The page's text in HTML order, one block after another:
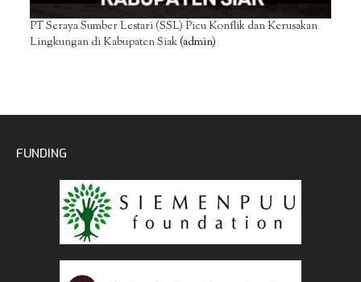
PT Seraya Sumber Lestari (SSL) Picu Konflik dan Kerusakan
Lingkungan di Kabupaten Siak(admin)
FUNDING